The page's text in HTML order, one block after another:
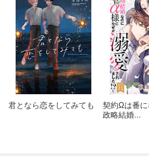
君となら恋をしてみても
契約Ωは番に
政略結婚...